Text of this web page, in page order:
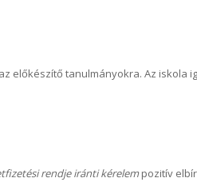
előkészítő tanulmányokra. Az iskola
rendje iránti kérelempozitív